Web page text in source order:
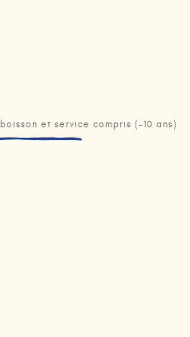
boisson et service compris (-10 ans)